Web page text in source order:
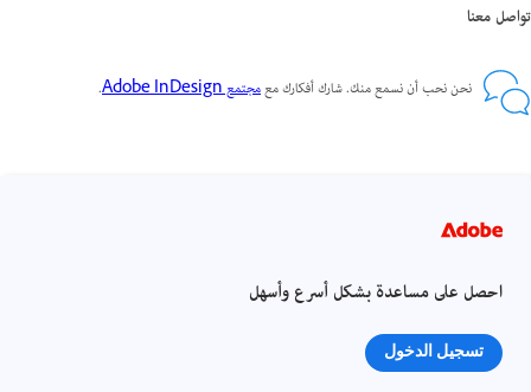
تواصل معنا
نحن نحب أن نسمع منك. شارك أفكارك معمجتمع Adobe InDesign .
احصل على مساعدة بشكل أسرع وأسهل
تسجيل الدخول